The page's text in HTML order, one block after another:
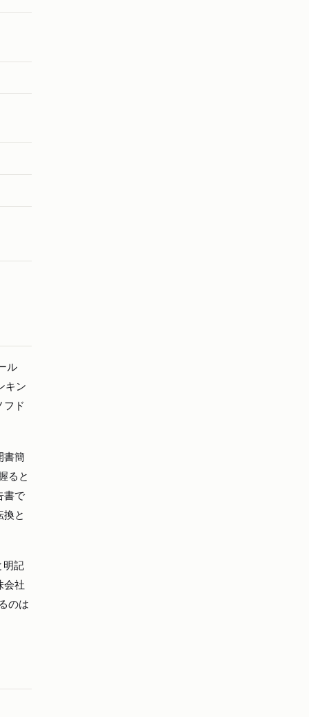
ル
キン
フド
書簡
ると
書で
換と
明記
会社
のは